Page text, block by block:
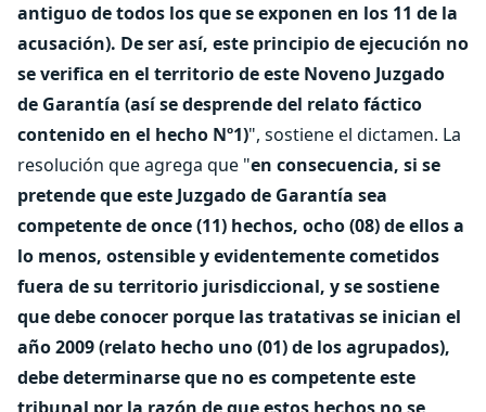
antiguo de todos los que se exponen en los 11 de la
acusación). De ser así, este principio de ejecución no
se verifica en el territorio de este Noveno Juzgado
de Garantía (así se desprende del relato fáctico
contenido en el hecho Nº1)", sostiene el dictamen. La
resolución que agrega que "en consecuencia, si se
pretende que este Juzgado de Garantía sea
competente de once (11) hechos, ocho (08) de ellos a
lo menos, ostensible y evidentemente cometidos
fuera de su territorio jurisdiccional, y se sostiene
que debe conocer porque las tratativas se inician el
año 2009 (relato hecho uno (01) de los agrupados),
debe determinarse que no es competente este